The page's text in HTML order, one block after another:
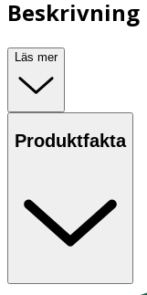
Beskrivning
Läs mer
Produktfakta